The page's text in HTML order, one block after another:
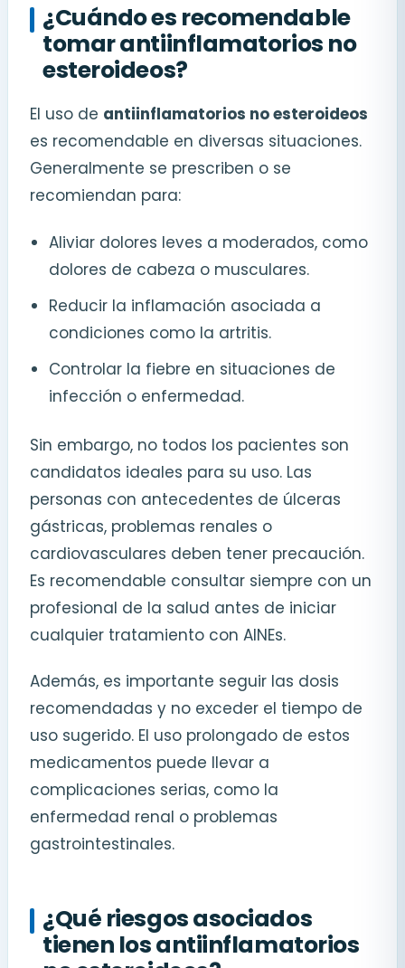
¿Cuándo es recomendable
tomar antiinflamatorios no
esteroideos?
El uso de antiinflamatorios no esteroideos
es recomendable en diversas situaciones.
Generalmente se prescriben o se
recomiendan para:
Aliviar dolores leves a moderados, como
dolores de cabeza o musculares.
Reducir la inflamación asociada a
condiciones como la artritis.
Controlar la fiebre en situaciones de
infección o enfermedad.
Sin embargo, no todos los pacientes son
candidatos ideales para su uso. Las
personas con antecedentes de úlceras
gástricas, problemas renales o
cardiovasculares deben tener precaución.
Es recomendable consultar siempre con un
profesional de la salud antes de iniciar
cualquier tratamiento con AINEs.
Además, es importante seguir las dosis
recomendadas y no exceder el tiempo de
uso sugerido. El uso prolongado de estos
medicamentos puede llevar a
complicaciones serias, como la
enfermedad renal o problemas
gastrointestinales.
¿Qué riesgos asociados
tienen los antiinflamatorios